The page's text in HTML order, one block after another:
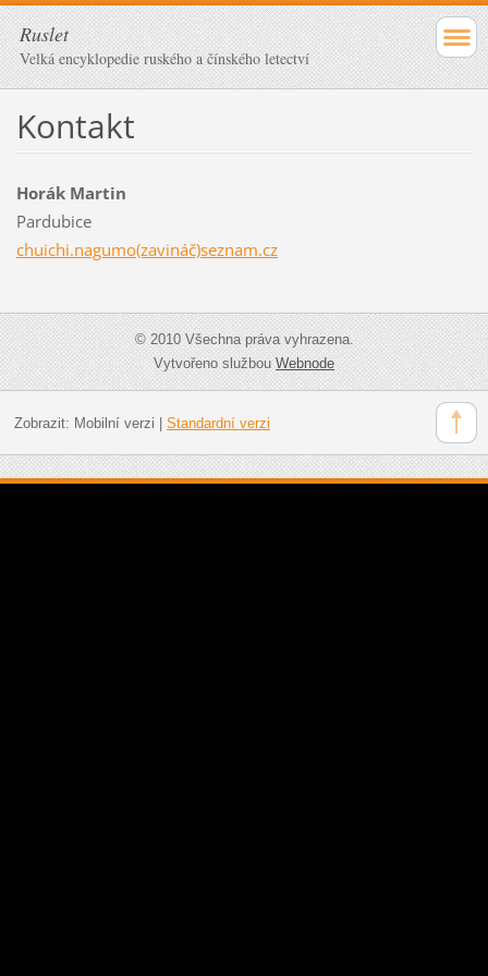
Ruslet
Velká encyklopedie ruského a čínského letectví
Kontakt
Horák Martin
Pardubice
chuichi.nagumo(zavináč)seznam.cz
© 2010 Všechna práva vyhrazena.
Vytvořeno službouWebnode
Zobrazit: Mobilní verzi Standardní verzi